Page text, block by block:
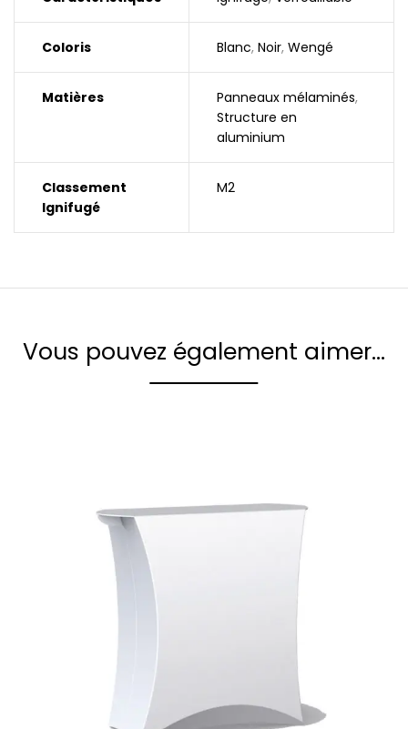
Coloris Blanc, Noir, Wengé
Matières Panneaux mélaminés,
Structure en
aluminium
Classement
Ignifugé
M2
Vous pouvez également aimer…